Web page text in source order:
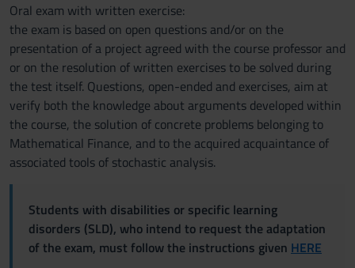
Oral exam with written exercise:
the exam is based on open questions and/or on the
presentation of a project agreed with the course professor and
or on the resolution of written exercises to be solved during
the test itself. Questions, open-ended and exercises, aim at
verify both the knowledge about arguments developed within
the course, the solution of concrete problems belonging to
Mathematical Finance, and to the acquired acquaintance of
associated tools of stochastic analysis.
Students with disabilities or specific learning
disorders (SLD), who intend to request the adaptation
of the exam, must follow the instructions given HERE